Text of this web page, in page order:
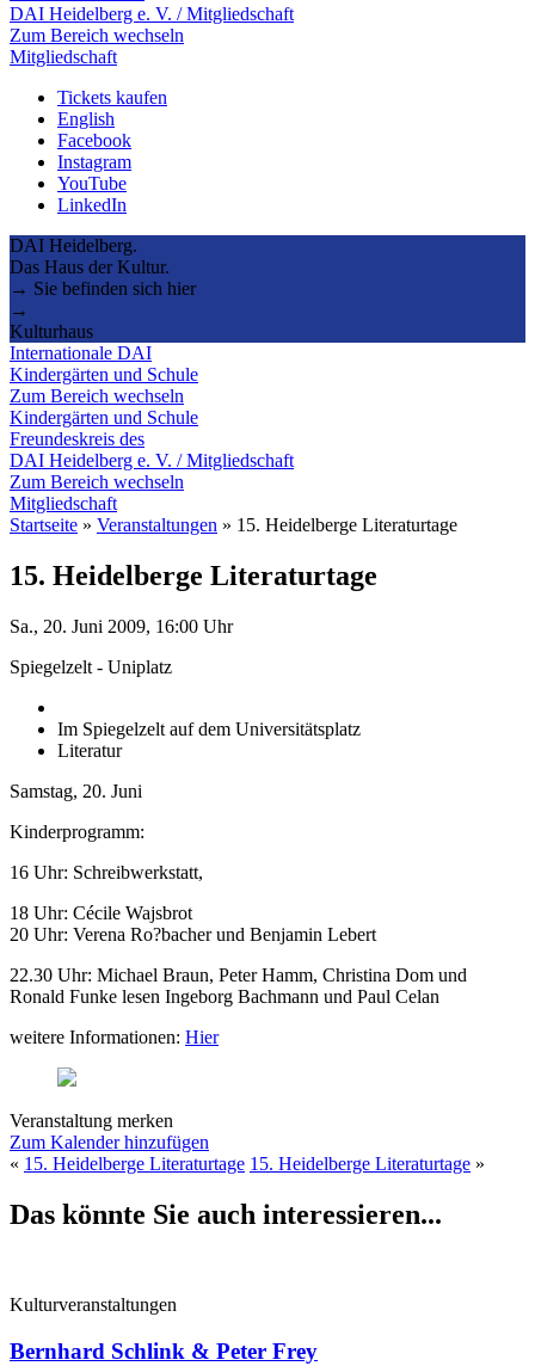
DAI Heidelberg e. V. / Mitgliedschaft
Zum Bereich wechseln
Mitgliedschaft
Tickets kaufen
English
Facebook
Instagram
YouTube
LinkedIn
DAI Heidelberg.
Das Haus der Kultur.
→ Sie befinden sich hier
→
Kulturhaus
Internationale DAI
Kindergärten und Schule
Zum Bereich wechseln
Kindergärten und Schule
Freundeskreis des
DAI Heidelberg e. V. / Mitgliedschaft
Zum Bereich wechseln
Mitgliedschaft
Startseite » Veranstaltungen » 15. Heidelberge Literaturtage
15. Heidelberge Literaturtage
Sa., 20. Juni 2009, 16:00 Uhr
Spiegelzelt - Uniplatz
Im Spiegelzelt auf dem Universitätsplatz
Literatur
Samstag, 20. Juni
Kinderprogramm:
16 Uhr: Schreibwerkstatt,
18 Uhr: Cécile Wajsbrot
20 Uhr: Verena Ro?bacher und Benjamin Lebert
22.30 Uhr: Michael Braun, Peter Hamm, Christina Dom und
Ronald Funke lesen Ingeborg Bachmann und Paul Celan
weitere Informationen: Hier
Veranstaltung merken
Zum Kalender hinzufügen
« 15. Heidelberge Literaturtage 15. Heidelberge Literaturtage »
Das könnte Sie auch interessieren...
Kulturveranstaltungen
Bernhard Schlink & Peter Frey